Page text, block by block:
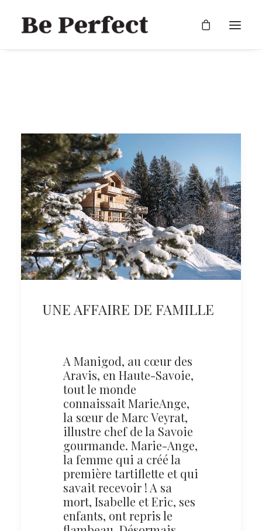
RECHERCHE
UNE AFFAIRE DE FAMILLE
A Manigod, au cœur des
Aravis, en Haute-Savoie,
tout le monde
connaissait MarieAnge,
la sœur de Marc Veyrat,
illustre chef de la Savoie
gourmande. Marie-Ange,
la femme qui a créé la
première tartiflette et qui
savait recevoir ! A sa
mort, Isabelle et Eric, ses
enfants, ont repris le